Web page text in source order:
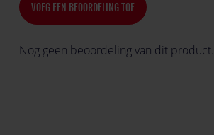
VOEG EEN BEOORDELING TOE
Nog geen beoordeling van dit product.